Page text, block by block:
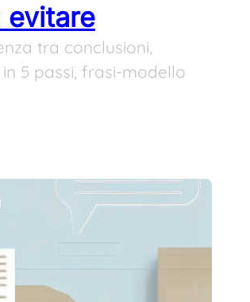
evitare
tra conclusioni,
5 passi, frasi-modello